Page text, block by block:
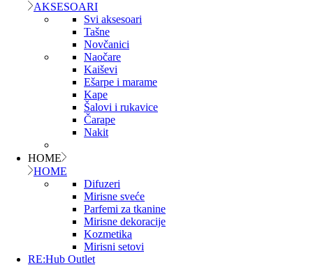
AKSESOARI
Svi aksesoari
Tašne
Novčanici
Naočare
Kaiševi
Ešarpe i marame
Kape
Šalovi i rukavice
Čarape
Nakit
HOME
HOME
Difuzeri
Mirisne sveće
Parfemi za tkanine
Mirisne dekoracije
Kozmetika
Mirisni setovi
RE:Hub Outlet